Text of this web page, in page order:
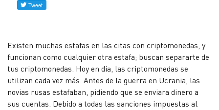
Contacto
Existen muchas estafas en las citas con criptomonedas, y
funcionan como cualquier otra estafa; buscan separarte de
tus criptomonedas. Hoy en día, las criptomonedas se
utilizan cada vez más. Antes de la guerra en Ucrania, las
novias rusas estafaban, pidiendo que se enviara dinero a
sus cuentas. Debido a todas las sanciones impuestas al